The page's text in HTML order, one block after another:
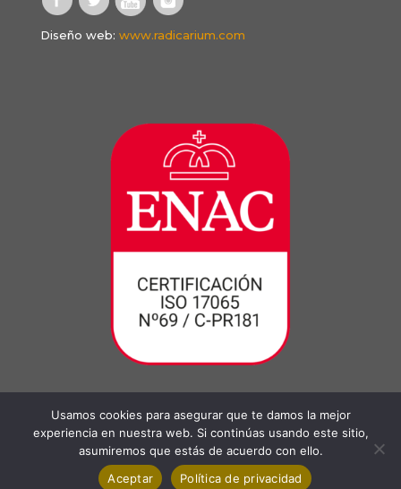
Diseño web: www.radicarium.com
Usamos cookies para asegurar que te damos la mejor
experiencia en nuestra web. Si continúas usando este sitio,
asumiremos que estás de acuerdo con ello.
Aceptar
Política de privacidad